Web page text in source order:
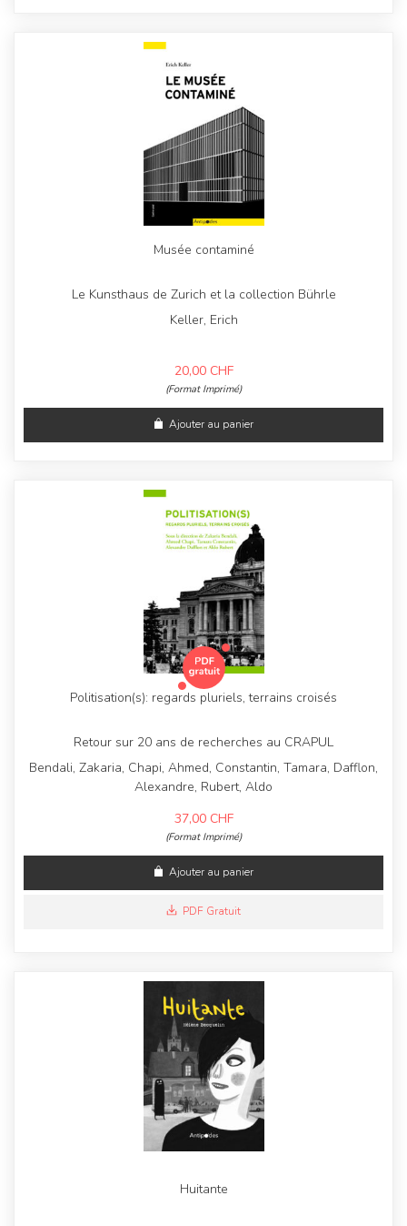
Musée contaminé
Le Kunsthaus de Zurich et la collection Bührle
Keller, Erich
20,00 CHF
(Format Imprimé)
Ajouter au panier
Politisation(s): regards pluriels, terrains croisés
Retour sur 20 ans de recherches au CRAPUL
Bendali, Zakaria, Chapi, Ahmed, Constantin, Tamara, Dafflon,
Alexandre, Rubert, Aldo
37,00 CHF
(Format Imprimé)
Ajouter au panier
PDF Gratuit
Huitante